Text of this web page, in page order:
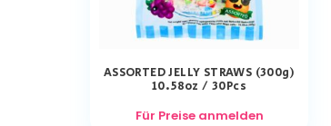
ASSORTED JELLY STRAWS (300g)
10.58oz / 30Pcs
Für Preise anmelden